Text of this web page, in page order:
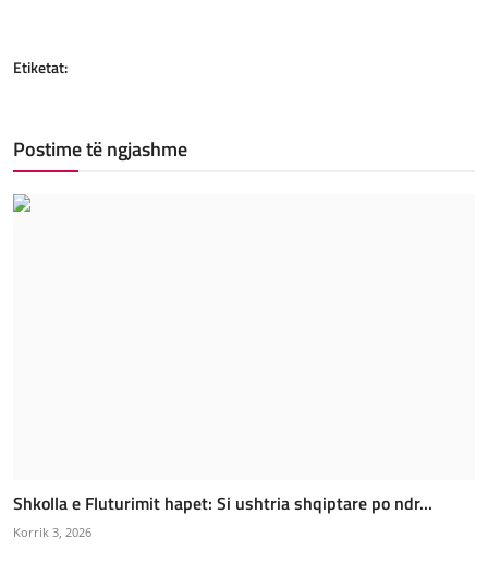
Etiketat:
Postime të ngjashme
Shkolla e Fluturimit hapet: Si ushtria shqiptare po ndr...
Korrik 3, 2026